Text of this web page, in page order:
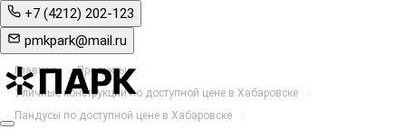
+7 (4212) 202-123
pmkpark@mail.ru
Главная
Продукты
Уличные конструкции по доступной цене в Хабаровске
Пандусы по доступной цене в Хабаровске